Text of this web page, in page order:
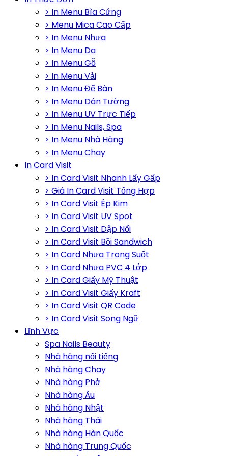
> In Menu Bìa Cứng
> Menu Mica Cao Cấp
> In Menu Nhựa
> In Menu Da
> In Menu Gỗ
> In Menu Vải
> In Menu Để Bàn
> In Menu Dán Tường
> In Menu UV Trực Tiếp
> In Menu Nails, Spa
> In Menu Nhà Hàng
> In Menu Chay
In Card Visit
> In Card Visit Nhanh Lấy Gấp
> Giá In Card Visit Tổng Hợp
> In Card Visit Ép Kim
> In Card Visit UV Spot
> In Card Visit Dập Nổi
> In Card Visit Bồi Sandwich
> In Card Nhựa Trong Suốt
> In Card Nhựa PVC 4 Lớp
> In Card Giấy Mỹ Thuật
> In Card Visit Giấy Kraft
> In Card Visit QR Code
> In Card Visit Song Ngữ
Lĩnh Vực
Spa Nails Beauty
Nhà hàng nổi tiếng
Nhà hàng Chay
Nhà hàng Phở
Nhà hàng Âu
Nhà hàng Nhật
Nhà hàng Thái
Nhà hàng Hàn Quốc
Nhà hàng Trung Quốc